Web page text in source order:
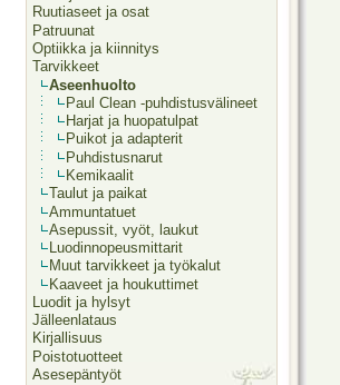
Ruutiaseet ja osat
Patruunat
Optiikka ja kiinnitys
Tarvikkeet
Aseenhuolto
Paul Clean -puhdistusvälineet
Harjat ja huopatulpat
Puikot ja adapterit
Puhdistusnarut
Kemikaalit
Taulut ja paikat
Ammuntatuet
Asepussit, vyöt, laukut
Luodinnopeusmittarit
Muut tarvikkeet ja työkalut
Kaaveet ja houkuttimet
Luodit ja hylsyt
Jälleenlataus
Kirjallisuus
Poistotuotteet
Asesepäntyöt